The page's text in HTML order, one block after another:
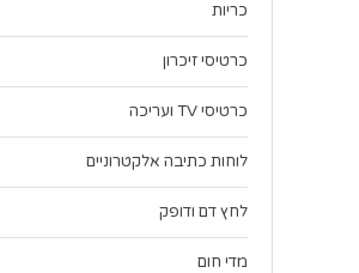
כריות
כרטיסי זיכרון
כרטיסי TV ועריכה
לוחות כתיבה אלקטרוניים
לחץ דם ודופק
מדי חום